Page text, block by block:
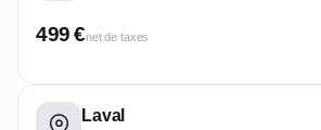
499 €net de taxes
Laval